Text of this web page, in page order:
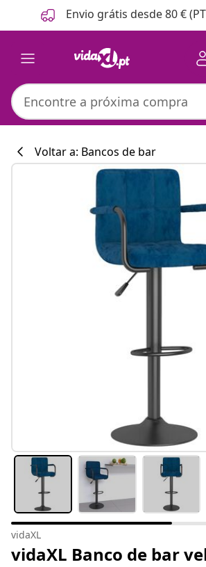
Anterior
Seguinte Envio grátis desde 80 €
Voltar a: Bancos de bar
vidaXL
vidaXL Banco de bar